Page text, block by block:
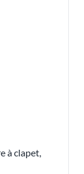
à clapet,